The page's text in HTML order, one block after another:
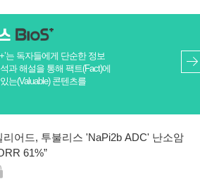
는 독자들에게 단순한 정보
과 해설을 통해 팩트(Fact)에
는(Valuable) 콘텐츠를
리어드, 투불리스 'NaPi2b ADC' 난소암
61%”